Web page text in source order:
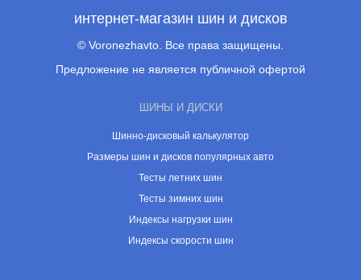
интернет-магазин шин и дисков
© Voronezhavto. Все права защищены.
Предложение не является публичной офертой
ШИНЫ И ДИСКИ
Шинно-дисковый калькулятор
Размеры шин и дисков популярных авто
Тесты летних шин
Тесты зимних шин
Индексы нагрузки шин
Индексы скорости шин